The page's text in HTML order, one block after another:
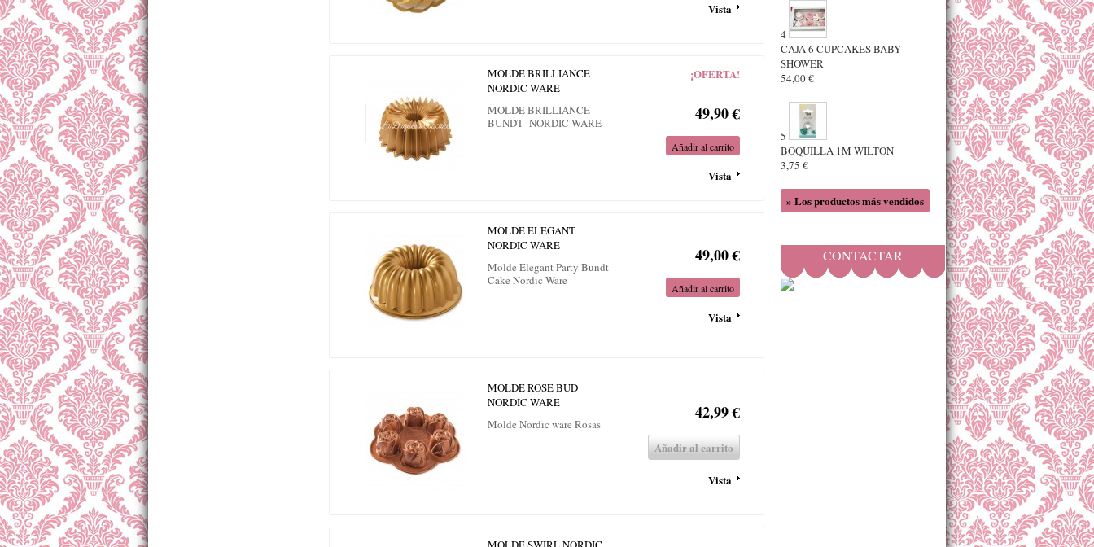
Vista
MOLDE BRILLIANCE
NORDIC WARE
MOLDE BRILLIANCE
BUNDT NORDIC WARE
¡OFERTA!
49,90 €
Añadir al carrito
Vista
MOLDE ELEGANT
NORDIC WARE
Molde Elegant Party Bundt
Cake Nordic Ware
49,00 €
Añadir al carrito
Vista
MOLDE ROSE BUD
NORDIC WARE
Molde Nordic ware Rosas
42,99 €
Añadir al carrito
Vista
4
CAJA 6 CUPCAKES BABY
SHOWER
54,00 €
5
BOQUILLA 1M WILTON
3,75 €
» Los productos más vendidos
CONTACTAR